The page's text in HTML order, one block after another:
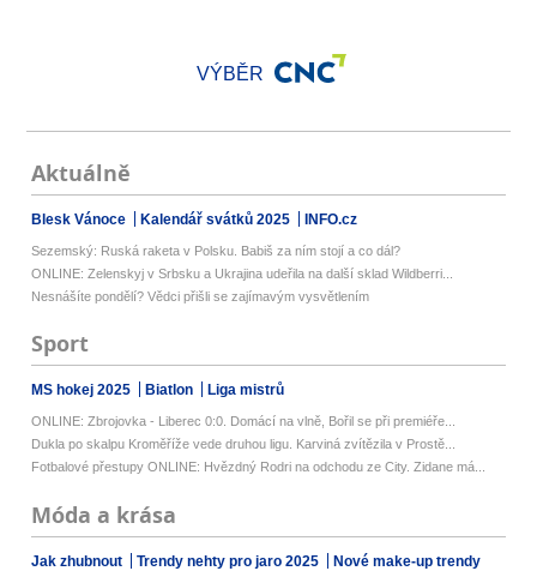
VÝBĚR
Aktuálně
Blesk Vánoce Kalendář svátků 2025 INFO.cz
Sezemský: Ruská raketa v Polsku. Babiš za ním stojí a co dál?
ONLINE: Zelenskyj v Srbsku a Ukrajina udeřila na další sklad Wildberri...
Nesnášíte pondělí? Vědci přišli se zajímavým vysvětlením
Sport
MS hokej 2025 Biatlon Liga mistrů
ONLINE: Zbrojovka - Liberec 0:0. Domácí na vlně, Bořil se při premiéře...
Dukla po skalpu Kroměříže vede druhou ligu. Karviná zvítězila v Prostě...
Fotbalové přestupy ONLINE: Hvězdný Rodri na odchodu ze City. Zidane má...
Móda a krása
Jak zhubnout Trendy nehty pro jaro 2025 Nové make-up trendy